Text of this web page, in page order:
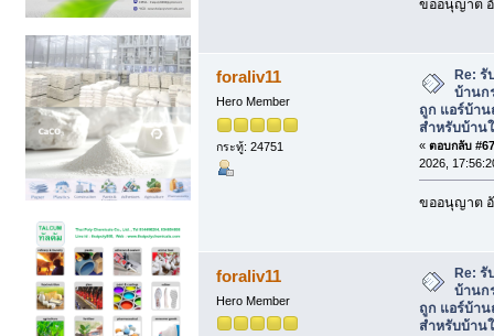
ขออนุญาต
foraliv11
Hero Member
กระทู้: 24751
Re: รั
บ้านก
ถูก แอร์บ้า
สำหรับบ้าน
« ตอบกลับ
2026,
ขออนุญาต
foraliv11
Hero Member
Re: รั
บ้านก
ถูก แอร์บ้า
สำหรับบ้าน